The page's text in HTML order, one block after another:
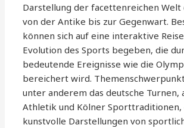
Darstellung der facettenreichen Welt
von der Antike bis zur Gegenwart.
können sich auf eine interaktive
Evolution des Sports begeben, die
bedeutende Ereignisse wie die
bereichert wird.
unter anderem das deutsche Turnen,
Athletik und Kölner Sporttraditionen,
kunstvolle Darstellungen von